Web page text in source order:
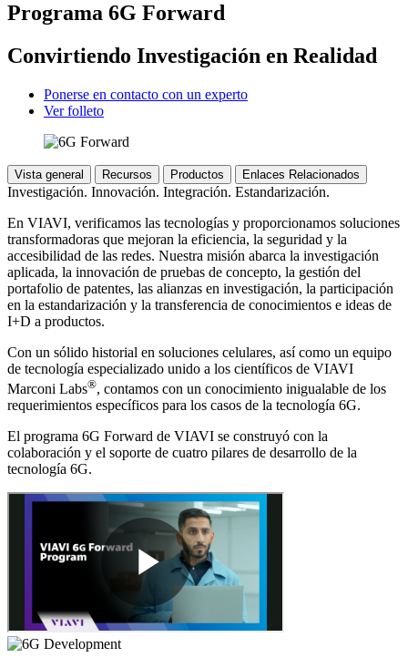
Programa 6G Forward
Convirtiendo Investigación en Realidad
Ponerse en contacto con un experto
Ver folleto
Vista general Recursos Productos Enlaces Relacionados
Investigación. Innovación. Integración. Estandarización.
En VIAVI, verificamos las tecnologías y proporcionamos soluciones
transformadoras que mejoran la eficiencia, la seguridad y la
accesibilidad de las redes. Nuestra misión abarca la investigación
aplicada, la innovación de pruebas de concepto, la gestión del
portafolio de patentes, las alianzas en investigación, la participación
en la estandarización y la transferencia de conocimientos e ideas de
I+D a productos.
Con un sólido historial en soluciones celulares, así como un equipo
de tecnología especializado unido a los científicos de VIAVI
Marconi Labs®, contamos con un conocimiento inigualable de los
requerimientos específicos para los casos de la tecnología 6G.
El programa 6G Forward de VIAVI se construyó con la
colaboración y el soporte de cuatro pilares de desarrollo de la
tecnología 6G.